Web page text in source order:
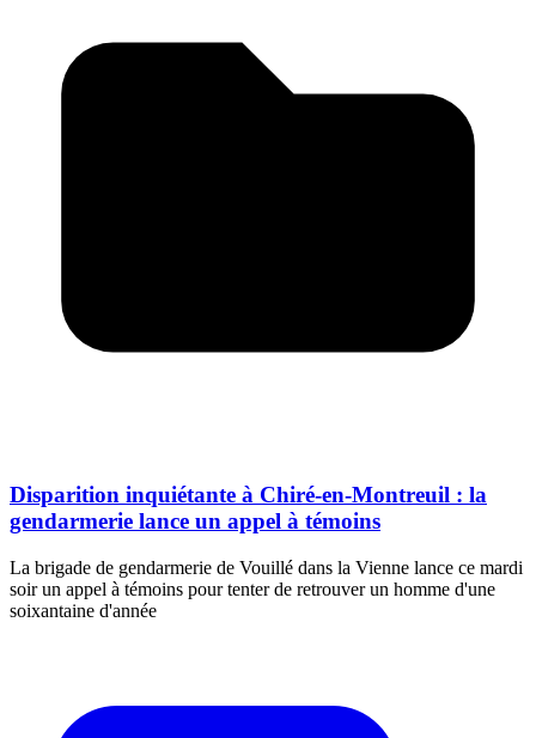
Disparition inquiétante à Chiré-en-Montreuil : la
gendarmerie lance un appel à témoins
La brigade de gendarmerie de Vouillé dans la Vienne lance ce mardi
soir un appel à témoins pour tenter de retrouver un homme d'une
soixantaine d'année